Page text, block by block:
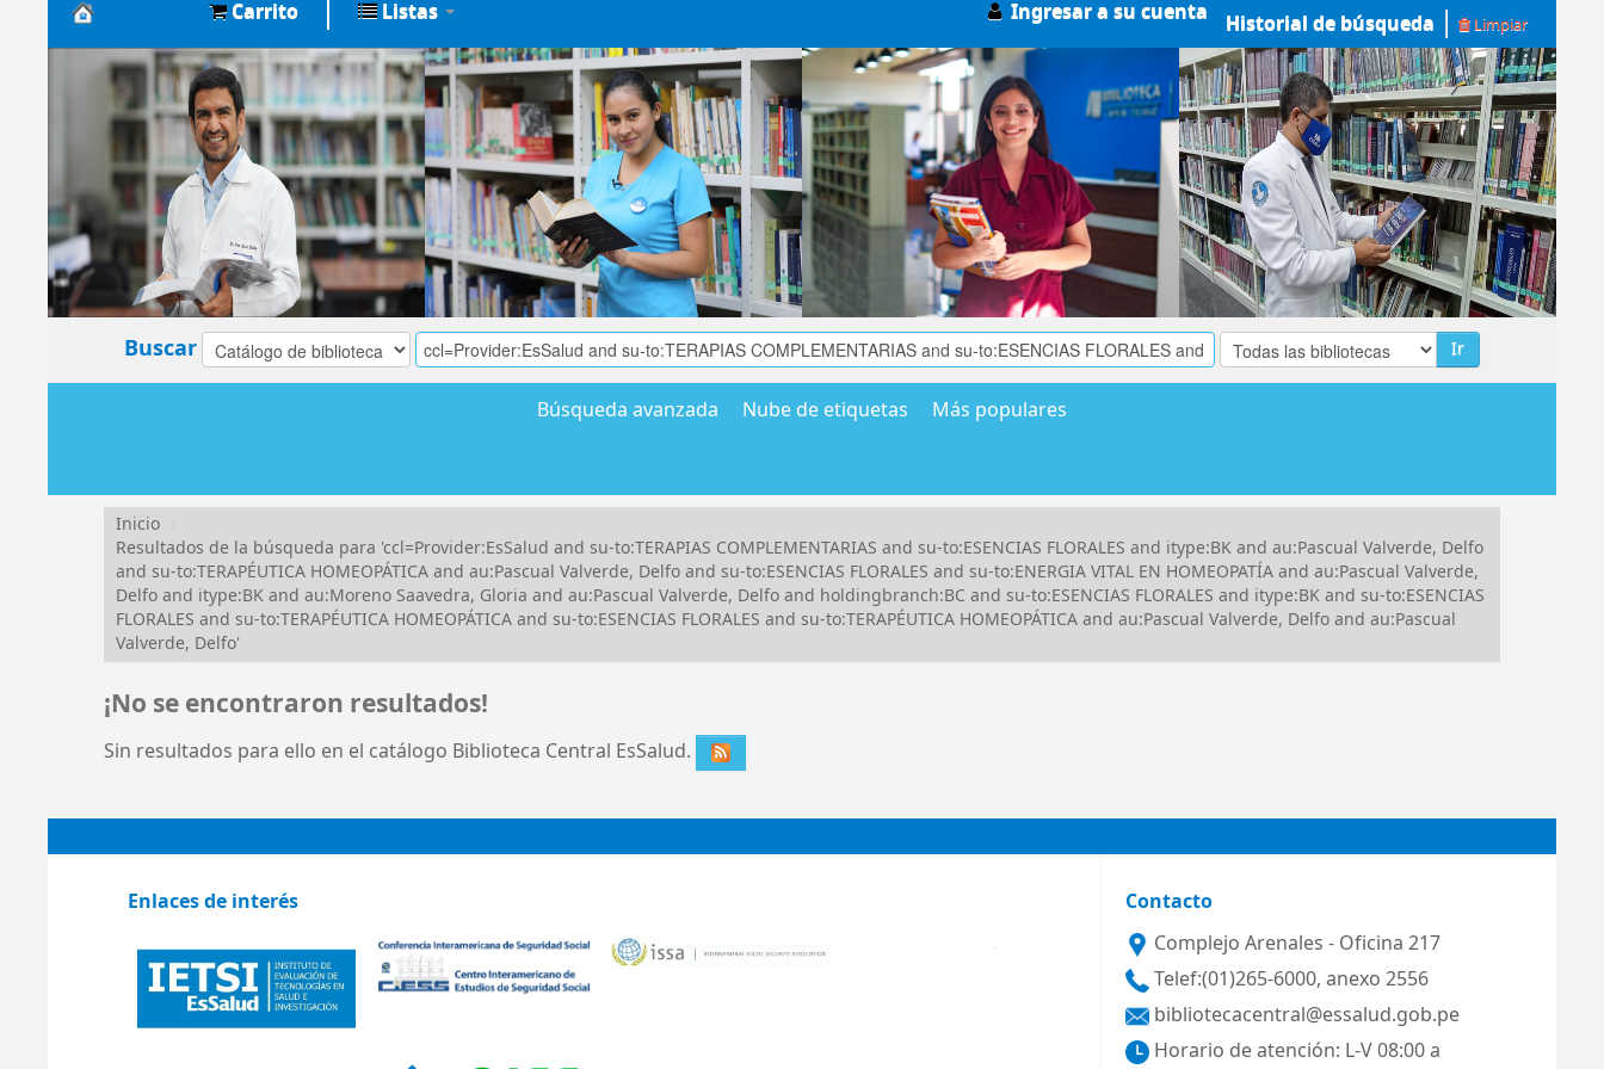
Biblioteca
Central
EsSalud
Carrito Listas Ingresar a su cuenta Historial de búsqueda Limpiar
Buscar Ir
Búsqueda avanzada Nube de etiquetas Más populares
Inicio
Resultados de la búsqueda para 'ccl=Provider:EsSalud and su-to:TERAPIAS COMPLEMENTARIAS and su-to:ESENCIAS FLORALES and itype:BK and au:Pascual Valverde, Delfo
and su-to:TERAPÉUTICA HOMEOPÁTICA and au:Pascual Valverde, Delfo and su-to:ESENCIAS FLORALES and su-to:ENERGIA VITAL EN HOMEOPATÍA and au:Pascual Valverde,
Delfo and itype:BK and au:Moreno Saavedra, Gloria and au:Pascual Valverde, Delfo and holdingbranch:BC and su-to:ESENCIAS FLORALES and itype:BK and su-to:ESENCIAS
FLORALES and su-to:TERAPÉUTICA HOMEOPÁTICA and su-to:ESENCIAS FLORALES and su-to:TERAPÉUTICA HOMEOPÁTICA and au:Pascual Valverde, Delfo and au:Pascual
Valverde, Delfo'
¡No se encontraron resultados!
Sin resultados para ello en el catálogo Biblioteca Central EsSalud.
Enlaces de interés
Contacto
Complejo Arenales - Oficina 217
Telef:(01)265-6000, anexo 2556
bibliotecacentral@essalud.gob.pe
Horario de atención: L-V 08:00 a